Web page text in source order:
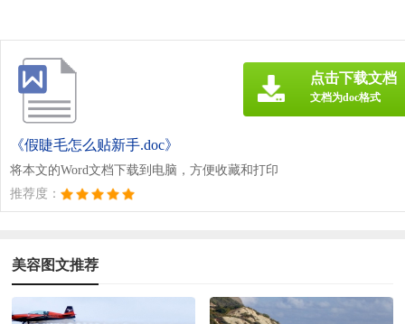
《假睫毛怎么贴新手.doc》
将本文的Word文档下载到电脑，方便收藏和打印
推荐度：
点击下载文档
文档为doc格式
美容图文推荐